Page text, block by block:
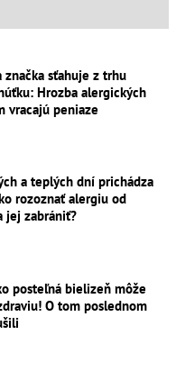
značka sťahuje z trhu
Hrozba alergických
vracajú peniaze
a teplých dní prichádza
rozoznať alergiu od
jej zabrániť?
posteľná bielizeň môže
O tom poslednom